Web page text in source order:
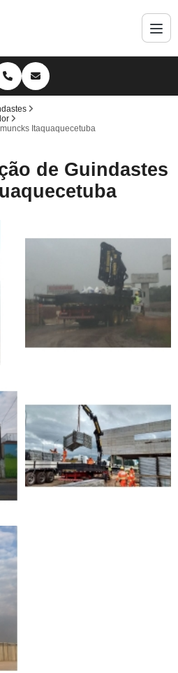
Itaquaquecetuba
de Guindastes